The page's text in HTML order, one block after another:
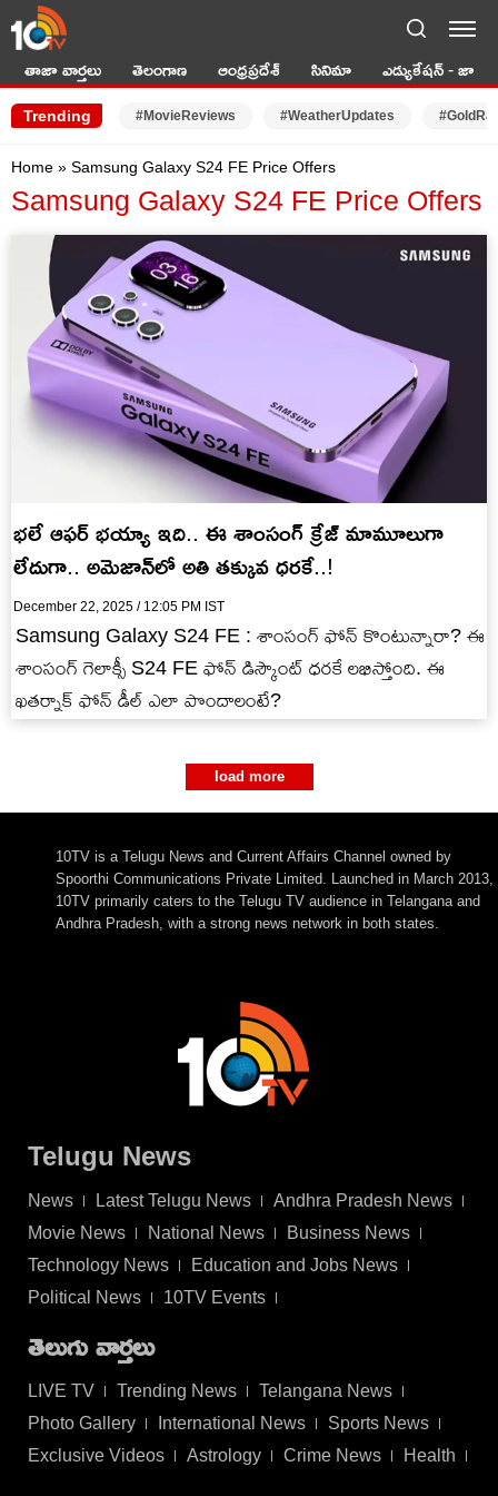
తాజా వార్తలు తెలంగాణ ఆంధ్రప్రదేశ్ సినిమా ఎడ్యుకేషన్ - జాబ్స్
Trending #MovieReviews #WeatherUpdates
Home » Samsung Galaxy S24 FE Price Offers
Samsung Galaxy S24 FE Price Offers
భలే ఆఫర్ భయ్యా ఇది.. ఈ శాంసంగ్ క్రేజ్ మామూలుగా
లేదుగా.. అమెజాన్‌లో అతి తక్కువ ధరకే..!
December 22, 2025 / 12:05 PM IST
Samsung Galaxy S24 FE : శాంసంగ్ ఫోన్ కొంటున్నారా? ఈ
శాంసంగ్ గెలాక్సీ S24 FE ఫోన్ డిస్కౌంట్ ధరకే లభిస్తోంది. ఈ
ఖతర్నాక్ ఫోన్ డీల్ ఎలా పొందాలంటే?
load more
10TV is a Telugu News and Current Affairs Channel owned by
Spoorthi Communications Private Limited. Launched in March 2013,
10TV primarily caters to the Telugu TV audience in Telangana and
Andhra Pradesh, with a strong news network in both states.
Telugu News
News Latest Telugu News
Andhra Pradesh News
Movie News
National News
Business News
Technology News
Education and Jobs News
Political News
10TV Events
తెలుగు వార్తలు
LIVE TV Trending News
Telangana News
Photo Gallery
International News
Sports News
Exclusive Videos
Astrology Crime News Health